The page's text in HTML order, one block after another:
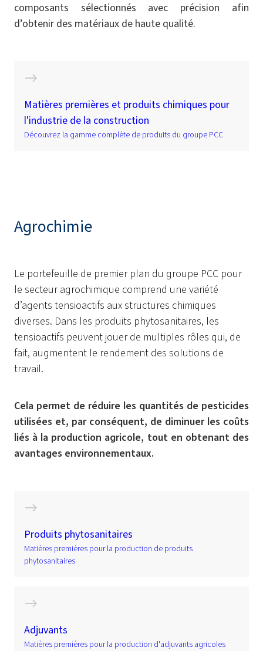
composants sélectionnés avec précision afin
d’obtenir des matériaux de haute qualité.
Matières premières et produits chimiques pour
l'industrie de la construction
Découvrez la gamme complète de produits du groupe PCC
Agrochimie
Le portefeuille de premier plan du groupe PCC pour
le secteur agrochimique comprend une variété
d’agents tensioactifs aux structures chimiques
diverses. Dans les produits phytosanitaires, les
tensioactifs peuvent jouer de multiples rôles qui, de
fait, augmentent le rendement des solutions de
travail.
Cela permet de réduire les quantités de pesticides
utilisées et, par conséquent, de diminuer les coûts
liés à la production agricole, tout en obtenant des
avantages environnementaux.
Produits phytosanitaires
Matières premières pour la production de produits
phytosanitaires
Adjuvants
Matières premières pour la production d'adjuvants agricoles